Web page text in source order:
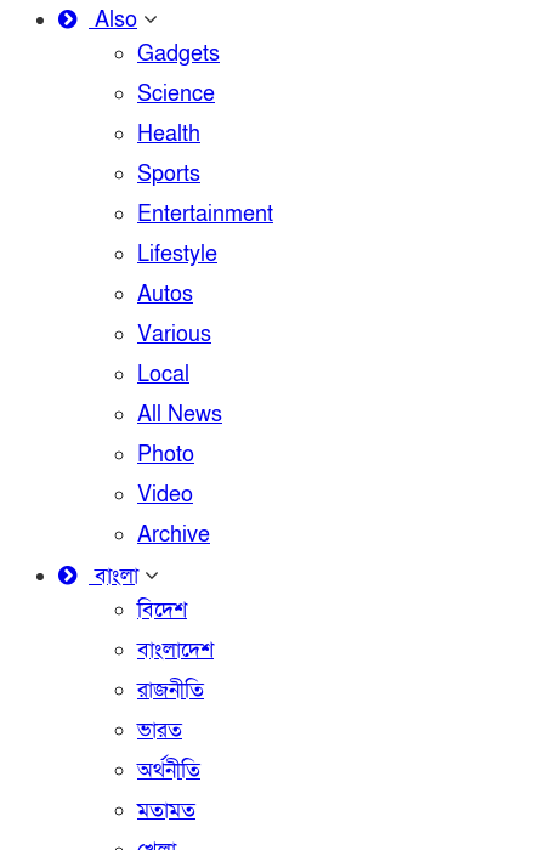
Also
Gadgets
Science
Health
Sports
Entertainment
Lifestyle
Autos
Various
Local
All News
Photo
Video
Archive
বাংলা
বিদেশ
বাংলাদেশ
রাজনীতি
ভারত
অর্থনীতি
মতামত